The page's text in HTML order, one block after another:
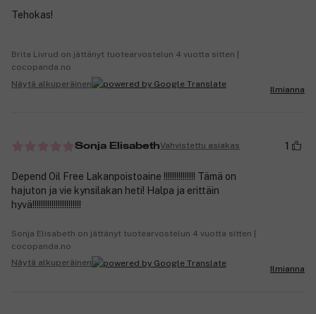
Tehokas!
Brita Livrud on jättänyt tuotearvostelun 4 vuotta sitten |
cocopanda.no
Näytä alkuperäinen
Ilmianna
Sonja ElisabethVahvistettu asiakas 1
Depend Oil Free Lakanpoistoaine !!!!!!!!!!!!!!! Tämä on
hajuton ja vie kynsilakan heti! Halpa ja erittäin
hyvä!!!!!!!!!!!!!!!!!!!!!!!
Sonja Elisabeth on jättänyt tuotearvostelun 4 vuotta sitten |
cocopanda.no
Näytä alkuperäinen
Ilmianna